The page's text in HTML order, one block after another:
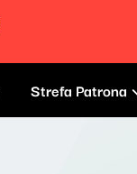
Strefa Patrona